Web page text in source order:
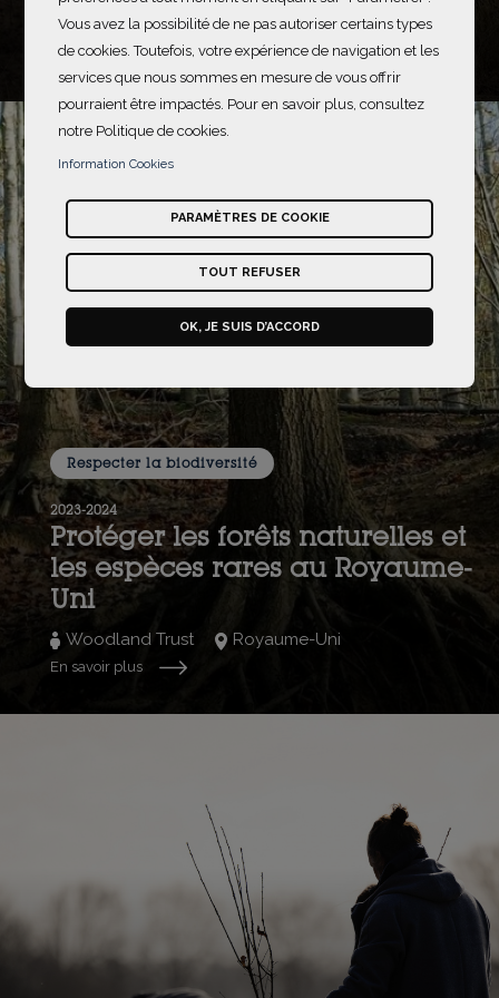
France
En savoir plus
Respecter la biodiversité
2023-2024
Protéger les forêts naturelles et
les espèces rares au Royaume-
Uni
Woodland Trust Royaume-Uni
En savoir plus
Vous avez la possibilité de ne pas autoriser certains types
de cookies. Toutefois, votre expérience de navigation et les
services que nous sommes en mesure de vous offrir
pourraient être impactés. Pour en savoir plus, consultez
notre Politique de cookies.
Information Cookies
PARAMÈTRES DE COOKIE
TOUT REFUSER
OK, JE SUIS D’ACCORD